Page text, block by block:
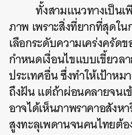
ทั้งสามแนวทางเป็นเ
ภาพ เพราะสิ่งที่ยากที่สุดใ
เลือกระดับความเคร่งครัด
กำหนดเงื่อนไขแบบเขี้ยวล
ประเทศอื่น ซึ่งทำให้เป้าหม
ถึงฝัน แต่ถ้าผ่อนคลายจนเ
อาจได้เห็นภาพราคาอสังห
สูงทะลุเพดานจนคนไทยต้อ